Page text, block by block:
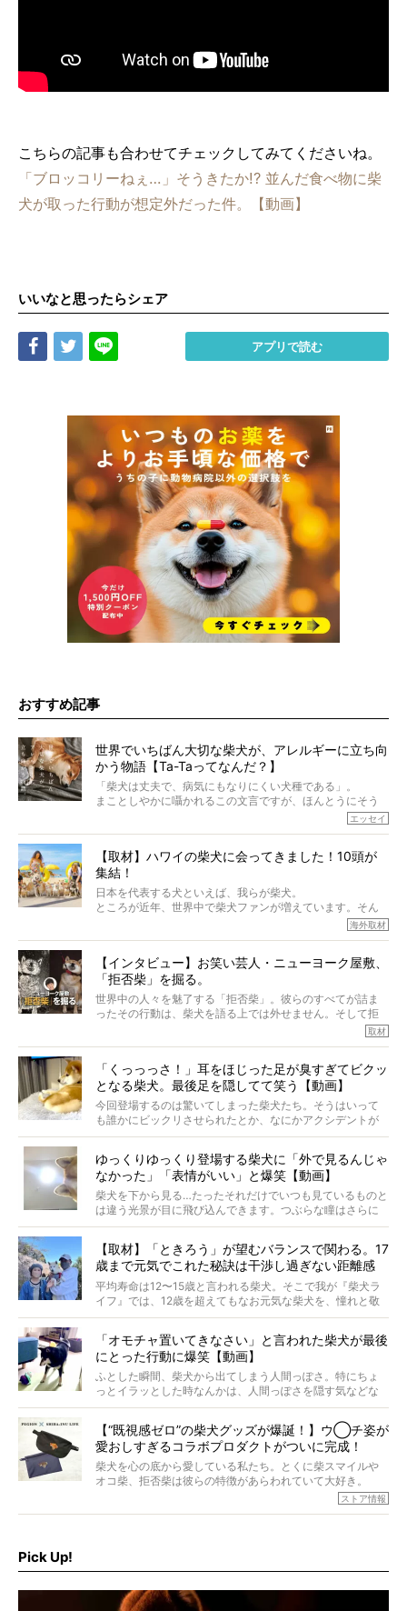
こちらの記事も合わせてチェックしてみてくださいね。
「ブロッコリーねぇ…」そうきたか!? 並んだ食べ物に柴
犬が取った行動が想定外だった件。【動画】
いいなと思ったらシェア
Share Tweet アプリで読む
おすすめ記事
世界でいちばん大切な柴犬が、アレルギーに立ち向
かう物語【Ta-Taってなんだ？】
「柴犬は丈夫で、病気にもなりにくい犬種である」。
まことしやかに囁かれるこの文言ですが、ほんとうにそう
もちろん、犬種としての完成度がとてつもなく高い柴犬だ
でも、いざそれぞれの個体を見ていくと、丈夫で病気にも
なりにくい、とは言えないような気もするのです。
実際に「病気にならない」などということはないし、飼い
主はそのためにやるべきことがある。
今回は、柴犬に関わる方たちすべてに読んで欲しい、ある
ご本人からのレポートは、愛情たっぷりで示唆に富んだ物
語でした。
※文章はご本人の了承を得て編集しています
※画像はすべてイメージです
※この記事は個人の感想であり、効果・効能を示すものではありません
エッセイ
【取材】ハワイの柴犬に会ってきました！10頭が
集結！
日本を代表する犬といえば、我らが柴犬。
ところが近年、世界中で柴犬ファンが増えています。そん
な中「柴犬ライフ」が目をつけたのは、南の楽園ハワイ。
柴犬オーナーが多く、定期的にオフ会まで開催されている
そんな噂を聞きつけ、今回はハワイの柴犬たちを取材して
きました！
海外取材
【インタビュー】お笑い芸人・ニューヨーク屋敷、
「拒否柴」を掘る。
世界中の人々を魅了する「拒否柴」。彼らのすべてが詰ま
ったその行動は、柴犬を語る上では外せません。そして拒
否柴がここまで話題になるのは、“映える”ことも理由のひと
がるのでしょうか。
最近版画製作を始めた、お笑いコンビ「ニューヨーク」の
屋敷裕政さんに、拒否柴を掘っていただきました！ イン
タビューと合わせてご覧ください。
取材
「くっっっさ！」耳をほじった足が臭すぎてビクッ
となる柴犬。最後足を隠してて笑う【動画】
今回登場するのは驚いてしまった柴犬たち。そうはいって
も誰かにビックリさせられたとか、なにかアクシデントが
起きたとか、そういうことが原因ではありません。全ての
ゆっくりゆっくり登場する柴犬に「外で見るんじゃ
なかった」「表情がいい」と爆笑【動画】
柴犬を下から見る…たったそれだけでいつも見ているものと
は違う光景が目に飛び込んできます。つぶらな瞳はさらに
つぶらに見え、モフモフのお顔はさらにモフモフに見えま
【取材】「ときろう」が望むバランスで関わる。17
歳まで元気でこれた秘訣は干渉し過ぎない距離感
#38ときろう
平均寿命は12〜15歳と言われる柴犬。そこで我が『柴犬ラ
イフ』では、12歳を超えてもなお元気な柴犬を、憧れと敬
意を込めて“レジェンド柴”と呼んでいます。 この特集で
ォーカスし、その元気の秘訣や、老犬と暮らすうえで大切
だと思うことを、オーナーさんに語っていただきます。今
回登場してくれたのは、17歳のときろうくん。小さい頃か
ら食が細かったため、何でも食べさせてきたということで
「オモチャ置いてきなさい」と言われた柴犬が最後
にとった行動に爆笑【動画】
ふとした瞬間、柴犬から出てしまう人間っぽさ。特にちょ
っとイラッとした時なんかは、人間っぽさを隠す気などな
いように見えます。もしかして本当の本当は、中身は人間
【“既視感ゼロ”の柴犬グッズが爆誕！】ウ◯チ姿が
愛おしすぎるコラボプロダクトがついに完成！
柴犬を心の底から愛している私たち。とくに柴スマイルや
オコ柴、拒否柴は彼らの特徴があらわれていて大好き。
でもちょっと待て…もうひとつ、忘れてはならない愛おしい
シーンがあったぞ。それは、背中を丸めて“ウンチなう”の姿
ストア情報
Pick Up!